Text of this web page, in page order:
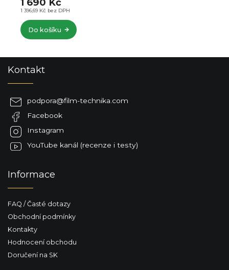
1 396,69 Kč bez DPH
1 690 Kč
Do košíku
Kontakt
podpora@film-technika.com
Facebook
Instagram
YouTube kanál (recenze i testy)
Informace
FAQ / Časté dotazy
Obchodní podmínky
Kontakty
Hodnocení obchodu
Doručení na SK